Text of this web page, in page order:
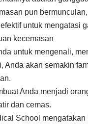
pun
untuk mengatasi
kecemasan
untuk mengenali,
Anda akan semakin
Anda menjadi
dan cemas.
School